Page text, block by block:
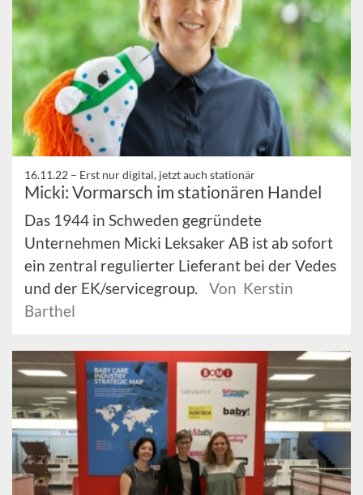
16.11.22 – Erst nur digital, jetzt auch stationär
Micki: Vormarsch im stationären Handel
Das 1944 in Schweden gegründete
Unternehmen Micki Leksaker AB ist ab sofort
ein zentral regulierter Lieferant bei der Vedes
und der EK/servicegroup.
Von Kerstin
Barthel